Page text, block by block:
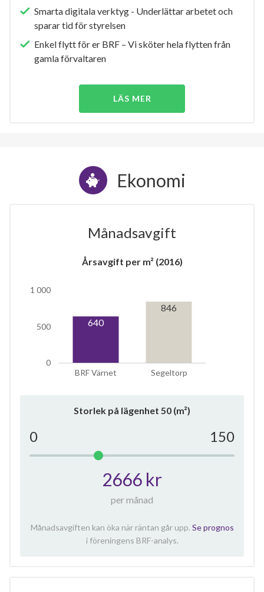
Smarta digitala verktyg - Underlättar arbetet och
sparar tid för styrelsen
Enkel flytt för er BRF – Vi sköter hela flytten från
gamla förvaltaren
LÄS MER
Ekonomi
Månadsavgift
Årsavgift per m² (2016)
BRF Värnet Segeltorp
0
500
1 000
640
846
Storlek på lägenhet 50 (m²)
0 150
2666 kr
per månad
Månadsavgiften kan öka när räntan går upp. Se prognos
i föreningens BRF-analys.